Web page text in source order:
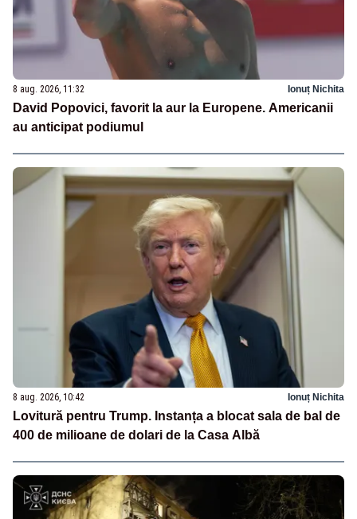
8 aug. 2026, 11:32 Ionuț Nichita
David Popovici, favorit la aur la Europene. Americanii
au anticipat podiumul
8 aug. 2026, 10:42 Ionuț Nichita
Lovitură pentru Trump. Instanța a blocat sala de bal de
400 de milioane de dolari de la Casa Albă